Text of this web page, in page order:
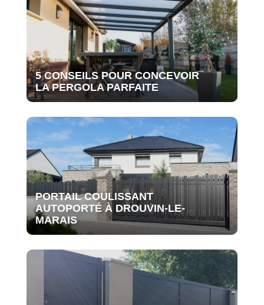
5 CONSEILS POUR CONCEVOIR
LA PERGOLA PARFAITE
PORTAIL COULISSANT
AUTOPORTÉ À DROUVIN-LE-
MARAIS